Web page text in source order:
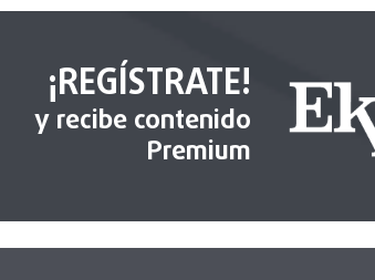
¡REGÍSTRATE!
y recibe contenido
Premium